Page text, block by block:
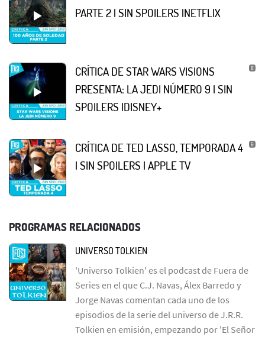
PARTE 2 | SIN SPOILERS |NETFLIX
CRÍTICA DE STAR WARS VISIONS
PRESENTA: LA JEDI NÚMERO 9 | SIN
SPOILERS |DISNEY+
CRÍTICA DE TED LASSO, TEMPORADA 4
| SIN SPOILERS | APPLE TV
PROGRAMAS RELACIONADOS
UNIVERSO TOLKIEN
'Universo Tolkien' es el podcast de Fuera de
Series en el que C.J. Navas, Álex Barredo y
Jorge Navas comentan cada uno de los
episodios de la serie del universo de J.R.R.
Tolkien en emisión, empezando por 'El Señor